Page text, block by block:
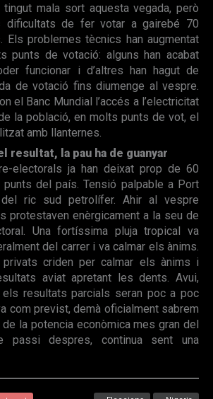
tingut mala sort aquesta vegada, però
dificultats de fer votar a gairebé 70
Els problemes tècnics han augmentat
punts de votació: alguns han acabat
funcionar i d’altres han hagut de
de votació fins diumenge al vespre.
el Banc Mundial l’accés a l’electricitat
la població, en molts punts de vot, el
amb llanternes.
resultat, la pau ha de guanyar
electorals ja han deixat prop de 60
del país. Tensió palpable a Port
del ric sud petrolífer. Ahir al vespre
protestaven enèrgicament a la seu de
Una fortíssima pluja tropical va
del carrer i va calmar els ànims.
criden per calmar els ànims i
aviat apretant les dents. Avui,
resultats parcials seran poc a poc
com previst, demà oficialment sabrem
la potencia econòmica mes gran del
passi despres, continua sent una